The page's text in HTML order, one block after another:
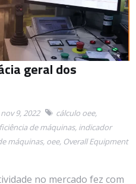
geral dos
nov 9, 2022 cálculo oee,
de máquinas, indicador
máquinas, oee, Overall Equipment
no mercado fez com